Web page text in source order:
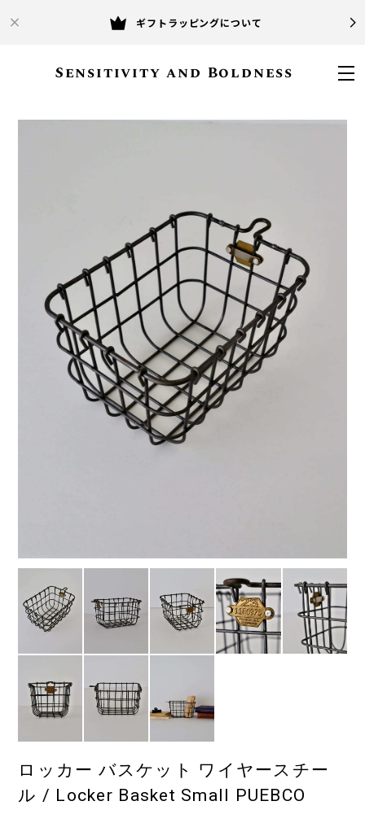
ギフトラッピングについて
Sensitivity and Boldness
ロッカー バスケット ワイヤースチー
ル / Locker Basket Small PUEBCO